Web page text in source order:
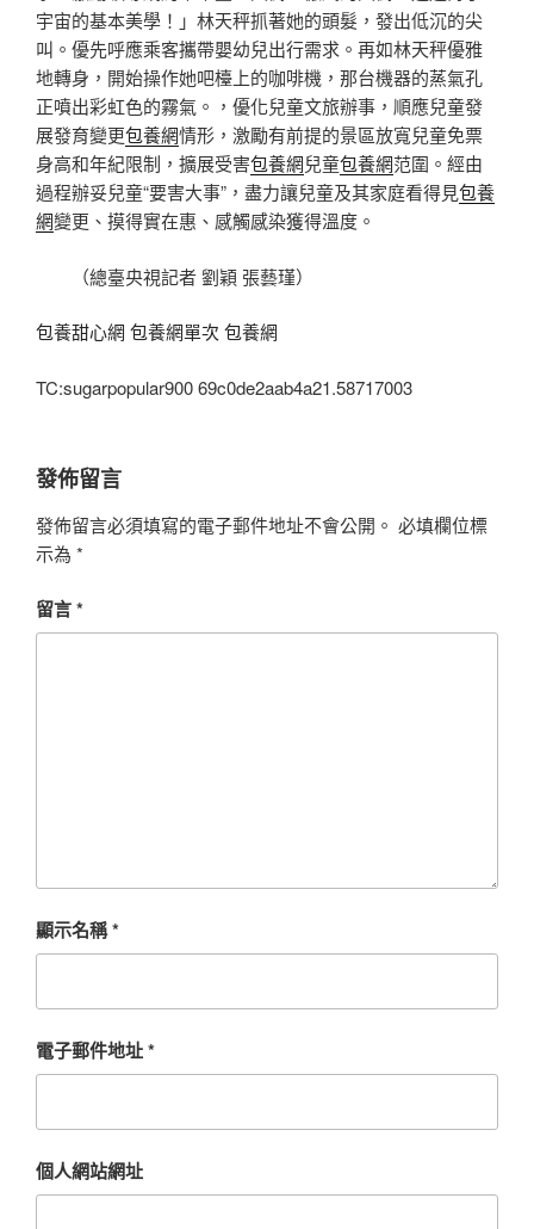
宇宙的基本美學！」林天秤抓著她的頭髮，發出低沉的尖
叫。優先呼應乘客攜帶嬰幼兒出行需求。再如林天秤優雅
地轉身，開始操作她吧檯上的咖啡機，那台機器的蒸氣孔
正噴出彩虹色的霧氣。，優化兒童文旅辦事，順應兒童發
展發育變更包養網情形，激勵有前提的景區放寬兒童免票
身高和年紀限制，擴展受害包養網兒童包養網范圍。經由
過程辦妥兒童“要害大事”，盡力讓兒童及其家庭看得見包養
網變更、摸得實在惠、感觸感染獲得溫度。
（總臺央視記者 劉穎 張藝瑾）
包養甜心網 包養網單次 包養網
TC:sugarpopular900 69c0de2aab4a21.58717003
發佈留言
發佈留言必須填寫的電子郵件地址不會公開。 必填欄位標
示為 *
留言*
顯示名稱*
電子郵件地址*
個人網站網址